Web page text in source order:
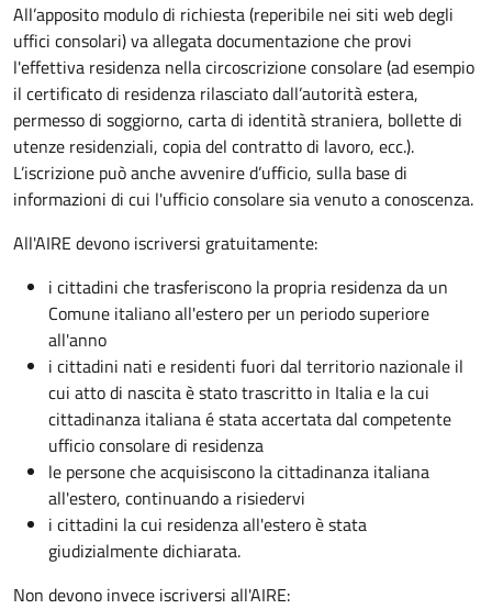
All’apposito modulo di richiesta (reperibile nei siti web degli
uffici consolari) va allegata documentazione che provi
l'effettiva residenza nella circoscrizione consolare (ad esempio
il certificato di residenza rilasciato dall’autorità estera,
permesso di soggiorno, carta di identità straniera, bollette di
utenze residenziali, copia del contratto di lavoro, ecc.).
L’iscrizione può anche avvenire d’ufficio, sulla base di
informazioni di cui l'ufficio consolare sia venuto a conoscenza.
All'AIRE devono iscriversi gratuitamente:
i cittadini che trasferiscono la propria residenza da un
Comune italiano all'estero per un periodo superiore
all'anno
i cittadini nati e residenti fuori dal territorio nazionale il
cui atto di nascita è stato trascritto in Italia e la cui
cittadinanza italiana é stata accertata dal competente
ufficio consolare di residenza
le persone che acquisiscono la cittadinanza italiana
all'estero, continuando a risiedervi
i cittadini la cui residenza all'estero è stata
giudizialmente dichiarata.
Non devono invece iscriversi all'AIRE: